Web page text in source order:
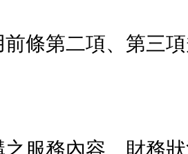
條第二項、第三
服務內容、財務